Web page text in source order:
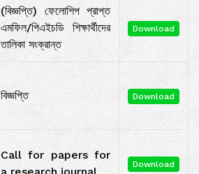
(বিজ্ঞপ্তি) ফেলোশিপ প্রাপ্ত
এমফিল/পিএইচডি শিক্ষার্থীদের
তালিকা সংক্রান্ত
Download
বিজ্ঞপ্তি Download
Call for papers for
Download